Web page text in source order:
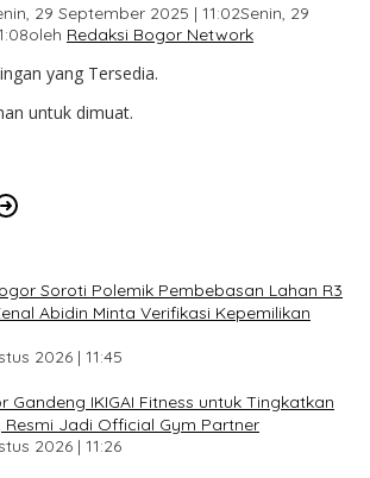
29 September 2025 | 11:02Senin, 29
oleh Redaksi Bogor Network
yang Tersedia.
untuk dimuat.
Soroti Polemik Pembebasan Lahan R3
Abidin Minta Verifikasi Kepemilikan
2026 | 11:45
Gandeng IKIGAI Fitness untuk Tingkatkan
Resmi Jadi Official Gym Partner
2026 | 11:26